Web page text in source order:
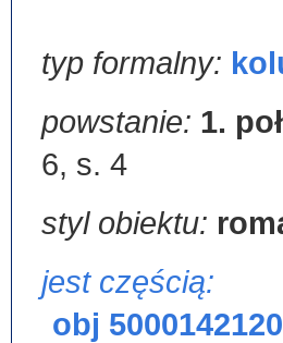
typ formalny:
powstanie: 1.
6, s. 4
styl obiektu:
jest częścią:
obj 5000142120